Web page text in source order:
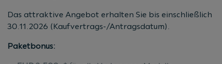
Das attraktive Angebot erhalten Sie bis einschließlich
30.11.2026 (Kaufvertrags-/Antragsdatum).
Paketbonus: